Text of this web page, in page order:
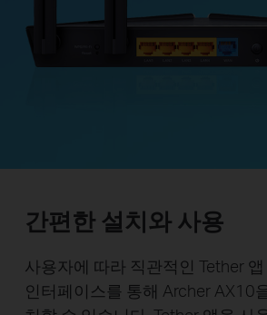
간편한 설치와 사용
사용자에 따라 직관적인 Tether
인터페이스를 통해 Archer AX10